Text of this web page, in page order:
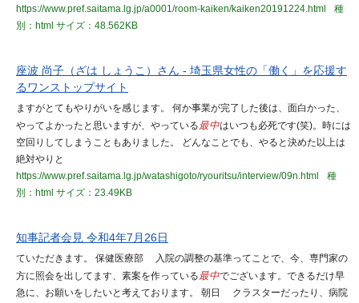
https://www.pref.saitama.lg.jp/a0001/room-kaiken/kaiken20191224.html
種
別：html サイズ：48.562KB
座波 尚子（ざは しょうこ）さん - 埼玉県女性の「働く」を応援す
るワンストップサイト
ますがとてもやりがいを感じます。 何か事業が完了した後は、面白かった、
やってよかったと思いますが、やっている最中はいつも必死です(笑)。時には
空回りしてしまうこともありました。 どんなことでも、やると決めた以上は
絶対やりと
https://www.pref.saitama.lg.jp/watashigoto/ryouritsu/interview/09n.html
種
別：html サイズ：23.49KB
知事記者会見 令和4年7月26日
ていただきます。 保健医療部 入院の調整の基準ってことで、今、専門家の
方に照会を出してます、素案を作っている最中でございます。できるだけ早
急に、お願いをしたいと考えております。 朝日 クラスターだったり、病院